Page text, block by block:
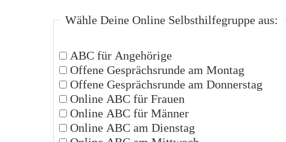
Wähle Deine Online Selbsthilfegruppe aus:
ABC für Angehörige
Offene Gesprächsrunde am Montag
Offene Gesprächsrunde am Donnerstag
Online ABC für Frauen
Online ABC für Männer
Online ABC am Dienstag